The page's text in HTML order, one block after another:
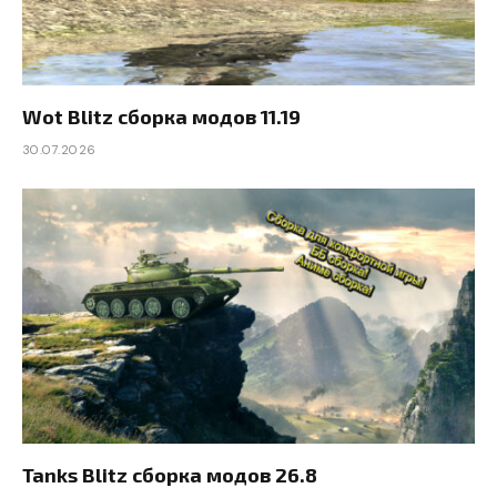
Wot Blitz сборка модов 11.19
30.07.2026
Tanks Blitz сборка модов 26.8